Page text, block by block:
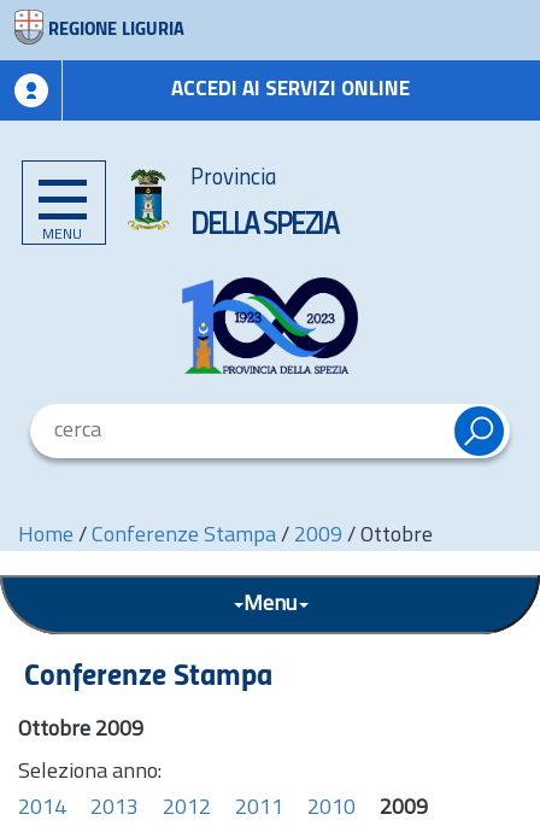
REGIONE LIGURIA
ACCEDI AI SERVIZI ONLINE
MENU
Provincia
DELLA SPEZIA
Home / Conferenze Stampa / 2009 / Ottobre
Menu
Conferenze Stampa
Ottobre 2009
Seleziona anno:
2014
2013 2012 2011 2010
2009